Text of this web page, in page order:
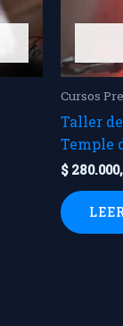
Cursos
Taller
Temple
$